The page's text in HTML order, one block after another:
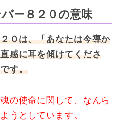
ー８２０の意味
０は、「あなたは今導か
感に耳を傾けてくださ
す。
の使命に関して、なんら
うとしています。